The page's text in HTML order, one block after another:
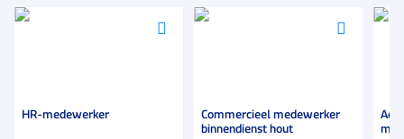
Commercieel medewerker Administratief
medewerker